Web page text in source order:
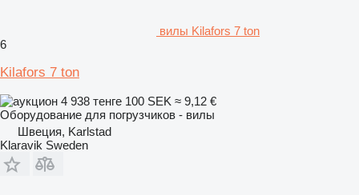
вилы Kilafors 7 ton
6
Kilafors 7 ton
4 938 тенге 100 SEK ≈ 9,12 €
Оборудование для погрузчиков - вилы
Швеция, Karlstad
Klaravik Sweden